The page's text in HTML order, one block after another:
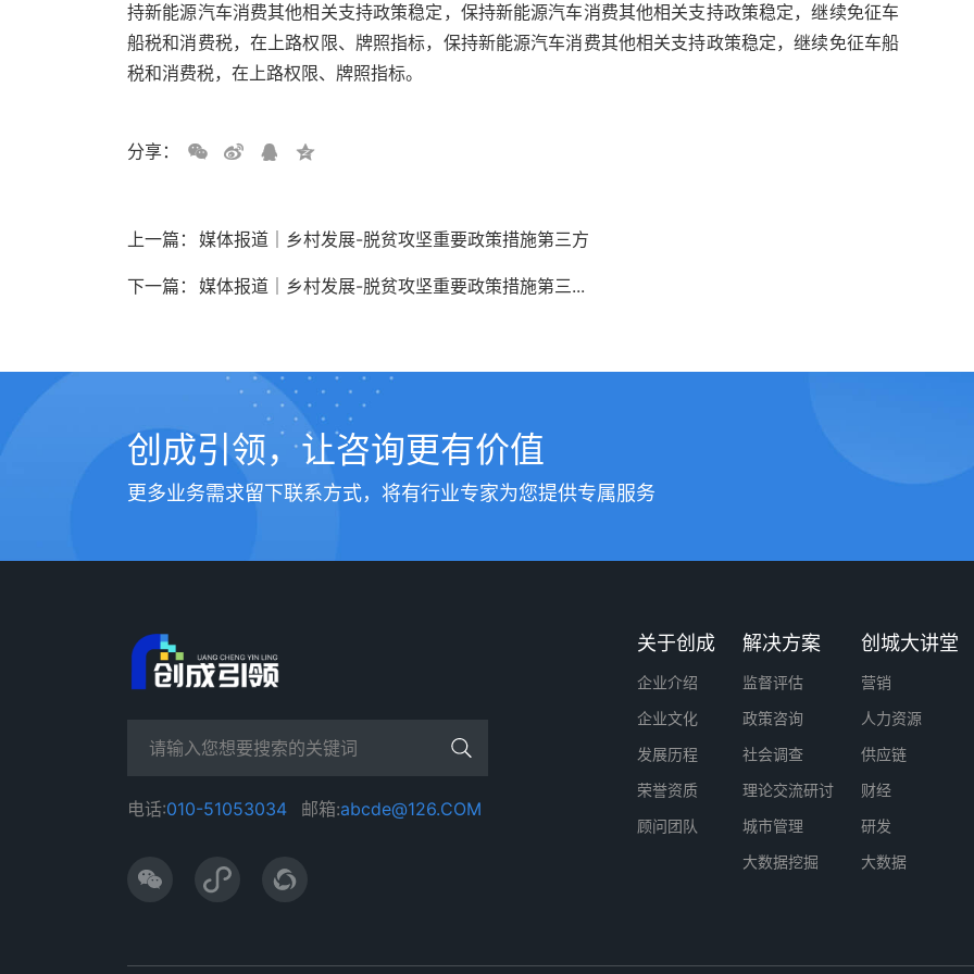
持新能源汽车消费其他相关支持政策稳定，保持新能源汽车消费其他相关支持政策稳定，继续免征车
船税和消费税，在上路权限、牌照指标，保持新能源汽车消费其他相关支持政策稳定，继续免征车船
税和消费税，在上路权限、牌照指标。
分享：
上一篇： 媒体报道｜乡村发展-脱贫攻坚重要政策措施第三方
下一篇： 媒体报道｜乡村发展-脱贫攻坚重要政策措施第三...
创成引领，让咨询更有价值
更多业务需求留下联系方式，将有行业专家为您提供专属服务
电话:010-51053034 邮箱:abcde@126.COM
关于创成
企业介绍
企业文化
发展历程
荣誉资质
顾问团队
解决方案
监督评估
政策咨询
社会调查
理论交流研讨
城市管理
大数据挖掘
创城大讲堂
营销
人力资源
供应链
财经
研发
大数据